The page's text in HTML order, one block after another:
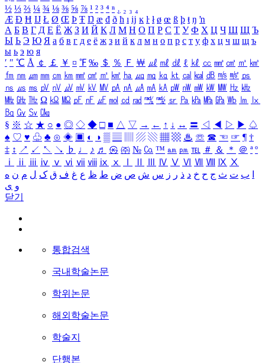
½ ⅓ ⅔ ¼ ¾ ⅛ ⅜ ⅝ ⅞ ¹ ² ³ ⁴ ⁿ ₁ ₂ ₃ ₄
Æ Ð Ħ Ĳ Ł Ø Œ Þ Ŧ Ŋ æ đ ð ħ ı ĳ ĸ ŀ ł ø œ ß þ ŧ ŋ ŉ
А Б В Г Д Е Ё Ж З И Й К Л М Н О П Р С Т У Ф Х Ц Ч Ш Щ Ъ
Ы Ь Э Ю Я а б в г д е ё ж з и й к л м н о п р с т у ф х ц ч ш щ ъ
ы ь э ю я
′ ″ ℃ Å ￠ ￡ ￥ ¤ ℉ ‰ ＄ ％ Ｆ ￦ ㎕ ㎖ ㎗ ℓ ㎘ ㏄ ㎣ ㎤ ㎥ ㎦
㎙ ㎚ ㎛ ㎜ ㎝ ㎞ ㎟ ㎠ ㎡ ㎢ ㏊ ㎍ ㎎ ㎏ ㏏ ㎈ ㎉ ㏈ ㎧ ㎨ ㎰
㎱ ㎲ ㎳ ㎴ ㎵ ㎶ ㎷ ㎸ ㎹ ㎀ ㎁ ㎂ ㎃ ㎄ ㎺ ㎻ ㎽ ㎾ ㎿ ㎐ ㎑
㎒ ㎓ ㎔ Ω ㏀ ㏁ ㎊ ㎋ ㎌ ㏖ ㏅ ㎭ ㎮ ㎯ ㏛ ㎩ ㎪ ㎫ ㎬ ㏝ ㏐
㏓
㏃ ㏉ ㏜ ㏆
§ ※ ☆ ★ ○ ● ◎ ◇ ◆ □ ■ △ ▽ → ← ↑ ↓ ↔ 〓 ◁ ◀ ▷ ▶ ♤
♠ ♡ ♥ ♧ ♣ ⊙ ◈ ▣ ◐ ◑ ▒ ▤ ▨ ▧ ▦ ▩ ♨ ☏ ☎ ☜ ☞ ¶ †
‡ ↕ ↗ ↙ ↖ ↘ ♭ ♩ ♪ ♬ ㉿ ㈜ № ㏇ ™ ㏂ ㏘ ℡ ＃ ＆ ＊ ＠ ª º
ⅰ
ⅱ ⅲ ⅳ ⅴ ⅵ ⅶ ⅷ ⅸ ⅹ Ⅳ Ⅴ Ⅵ Ⅶ Ⅷ Ⅸ Ⅹ
ب ت ث ج ح خ د ذ ر ز س ش ص ض ط ظ ع غ ف ق ک ل م ن ه
و ی
닫기
통합검색
국내학술논문
학위논문
해외학술논문
학술지
단행본